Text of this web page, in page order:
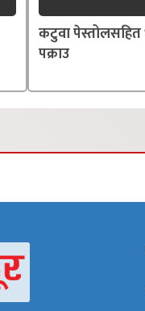
कटुवा पेस्तोलसहित
पक्राउ